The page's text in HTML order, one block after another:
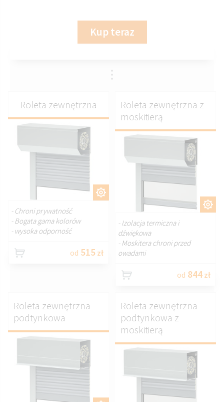
Kup teraz
DOSTOSUJ.
Roleta zewnętrzna
- Chroni prywatność
- Bogata gama kolorów
- wysoka odporność
od 515 zł
DOSTOSUJ.
Roleta zewnętrzna z
moskitierą
- Izolacja termiczna i
dźwiękowa
- Moskitera chroni przed
owadami
od 844 zł
Roleta zewnętrzna
podtynkowa
Roleta zewnętrzna
podtynkowa z
moskitierą